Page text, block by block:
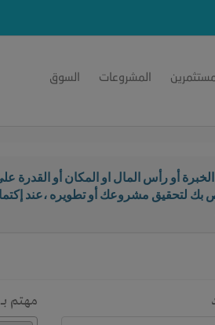
المشروعات السوق
أو رأس المال او المكان أو القدرة
بك لتحقيق مشروعك أو تطويره ،عند
مهتم بـــ